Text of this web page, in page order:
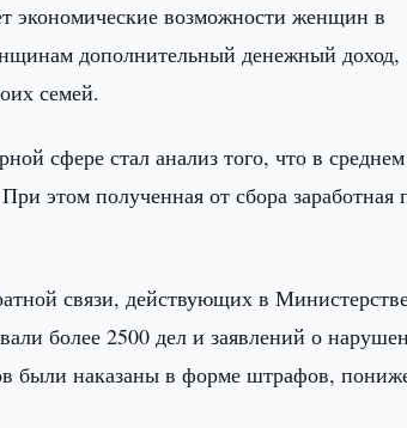
экономические возможности женщин в
дополнительный денежный доход,
семей.
сфере стал анализ того, что в среднем
этом полученная от сбора заработная
связи, действующих в
более 2500 дел и заявлений о
были наказаны в форме штрафов,